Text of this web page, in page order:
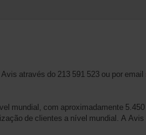
através do 213 591 523 ou por email
mundial, com aproximadamente
de clientes a nível mundial. A